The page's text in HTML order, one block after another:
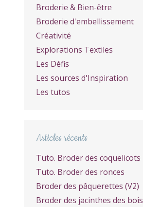
Broderie & Bien-être
Broderie d'embellissement
Créativité
Explorations Textiles
Les Défis
Les sources d'Inspiration
Les tutos
Articles récents
Tuto. Broder des coquelicots
Tuto. Broder des ronces
Broder des pâquerettes (V2)
Broder des jacinthes des bois